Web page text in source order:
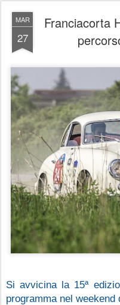
MAR
27
Franciacorta
Si avvicina la 15ª
programma nel